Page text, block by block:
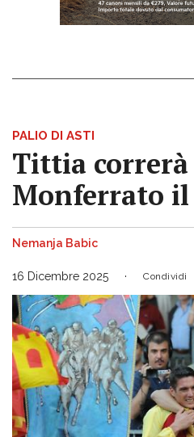
PALIO DI ASTI
Tittia correrà
Monferrato il
Nemanja Babic
16 Dicembre 2025 Condividi